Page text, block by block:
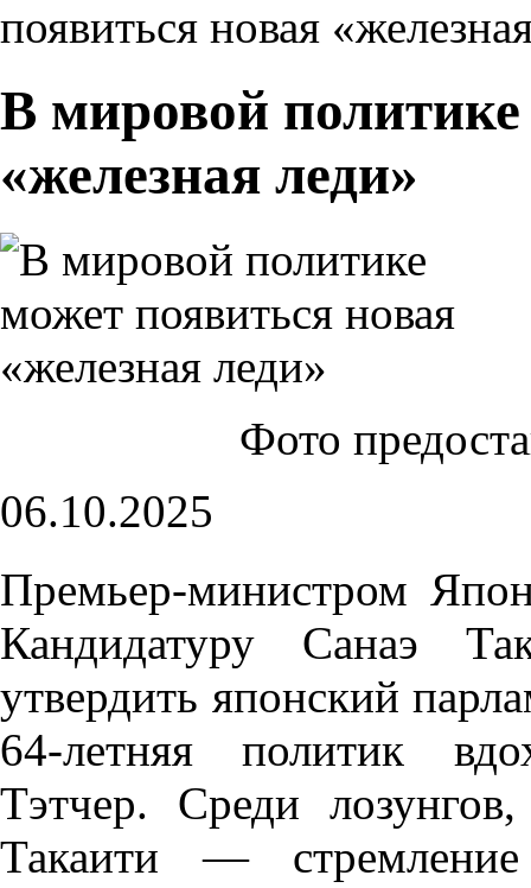
появиться новая
В мировой
«железная леди»
Фото
06.10.2025
Премьер-министром
Кандидатуру Санаэ
утвердить японский
64-летняя политик
Тэтчер. Среди
Такаити —